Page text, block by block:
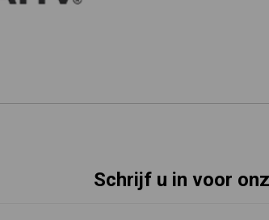
Schrijf u in voor